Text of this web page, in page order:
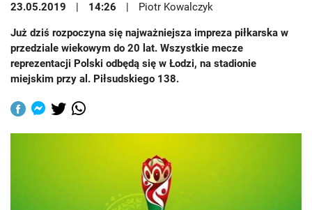
23.05.2019 14:26 Piotr Kowalczyk
Już dziś rozpoczyna się najważniejsza impreza piłkarska w
przedziale wiekowym do 20 lat. Wszystkie mecze
reprezentacji Polski odbędą się w Łodzi, na stadionie
miejskim przy al. Piłsudskiego 138.